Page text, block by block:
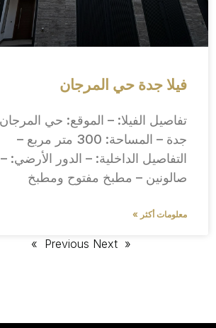
فيلا جدة حي المرجان
جدة – المساحة: 300 متر مربع –
التفاصيل الداخلية: – الدور الأرضي: –
صالونين – مطبخ مفتوح ومطبخ
معلومات أكثر »
« Previous
Next »